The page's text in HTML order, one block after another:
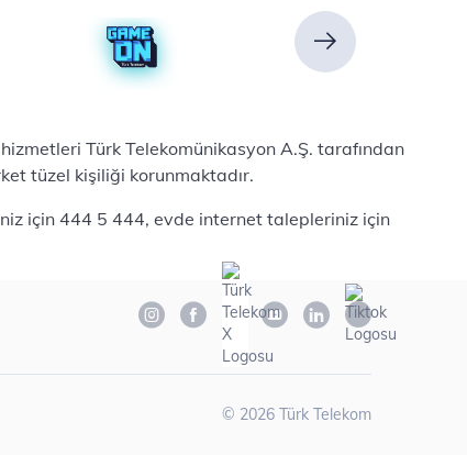
Türk Telekomünikasyon A.Ş. tarafından
tüzel kişiliği korunmaktadır.
için 444 5 444, evde internet talepleriniz için
© 2026 Türk Telekom